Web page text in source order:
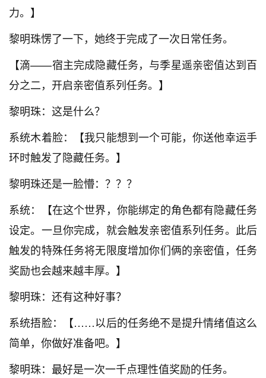
力。】
黎明珠愣了一下，她终于完成了一次日常任务。
【滴——宿主完成隐藏任务，与季星遥亲密值达到百
分之二，开启亲密值系列任务。】
黎明珠：这是什么？
系统木着脸：【我只能想到一个可能，你送他幸运手
环时触发了隐藏任务。】
黎明珠还是一脸懵：？？？
系统：【在这个世界，你能绑定的角色都有隐藏任务
设定。一旦你完成，就会触发亲密值系列任务。此后
触发的特殊任务将无限度增加你们俩的亲密值，任务
奖励也会越来越丰厚。】
黎明珠：还有这种好事？
系统捂脸：【……以后的任务绝不是提升情绪值这么
简单，你做好准备吧。】
黎明珠：最好是一次一千点理性值奖励的任务。